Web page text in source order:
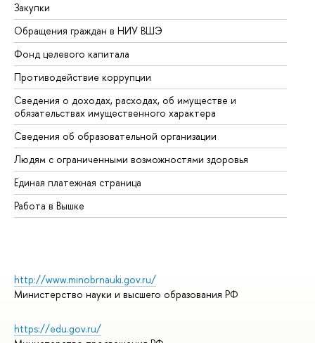
Закупки
Обращения граждан в НИУ ВШЭ
Фонд целевого капитала
Противодействие коррупции
Сведения о доходах, расходах, об имуществе и
обязательствах имущественного характера
Сведения об образовательной организации
Людям с ограниченными возможностями здоровья
Единая платежная страница
Работа в Вышке
http://www.minobrnauki.gov.ru/
Министерство науки и высшего образования РФ
https://edu.gov.ru/